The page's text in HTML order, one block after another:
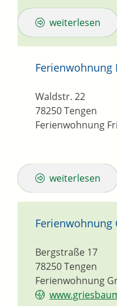
weiterlesen
Ferienwohnung
Ferienwohnung
Waldstr. 22
78250Tengen
weiterlesen
Ferienwohnung
Bergstraße 17
78250Tengen